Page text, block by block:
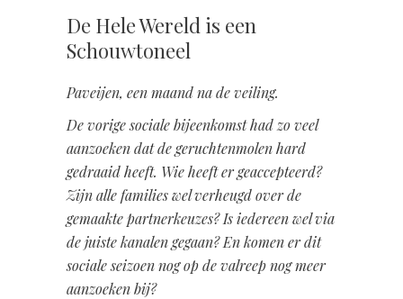
De Hele Wereld is een
Schouwtoneel
Paveijen, een maand na de veiling.
De vorige sociale bijeenkomst had zo veel
aanzoeken dat de geruchtenmolen hard
gedraaid heeft. Wie heeft er geaccepteerd?
Zijn alle families wel verheugd over de
gemaakte partnerkeuzes? Is iedereen wel via
de juiste kanalen gegaan? En komen er dit
sociale seizoen nog op de valreep nog meer
aanzoeken bij?